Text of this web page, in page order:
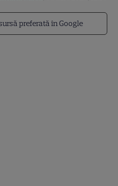
preferată în Google